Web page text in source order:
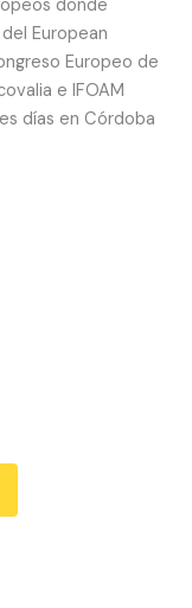
donde
European
Europeo de
e IFOAM
días en Córdoba